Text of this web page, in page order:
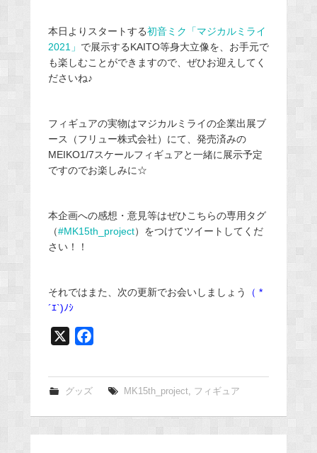
本日よりスタートする初音ミク「マジカルミライ
2021」 で展示するKAITO等身大立像を、お手元で
も楽しむことができますので、ぜひお迎えしてく
ださいね♪
フィギュアの実物はマジカルミライの企業出展ブ
ース（フリュー株式会社）にて、発売済みの
MEIKO1/7スケールフィギュアと一緒に展示予定
ですのでお楽しみに☆
本企画への感想・意見等はぜひこちらの専用タグ
（#MK15th_project）をつけてツイートしてくだ
さい！！
それではまた、次の更新でお会いしましょう
（ *
´ｴ`)ﾉｼ
グッズ MK15th_project, フィギュア